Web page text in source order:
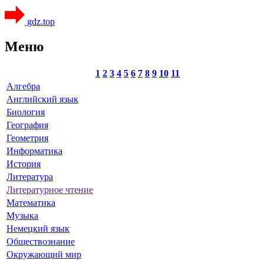
gdz.top
Меню
1 2 3 4 5 6 7 8 9 10 11
Алгебра
Английский язык
Биология
География
Геометрия
Информатика
История
Литература
Литературное чтение
Математика
Музыка
Немецкий язык
Обществознание
Окружающий мир